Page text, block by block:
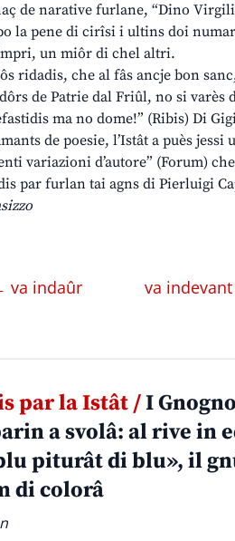
de narative furlane, “Dino
la pene di cirîsi i ultins doi
un miôr di chel altri.
ridadis, che al fâs ancje bon
de Patrie dal Friûl, no si
ma no dome!” (Ribis) Di
de poesie, l’Istât a puès
variazioni d’autore” (Forum)
par furlan tai agns di Pierluigi
va indaûr va
par la Istât /I
a svolâ: al rive in
piturât di blu», il
di colorâ